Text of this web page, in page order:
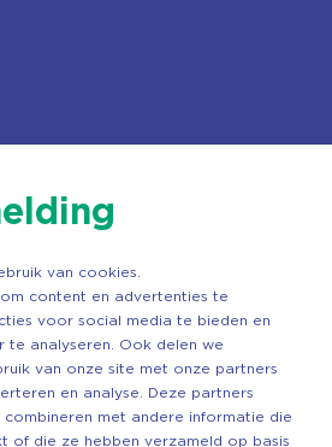
van cookies.
content en advertenties te
voor social media te bieden en
te analyseren. Ook delen we
van onze site met onze partners
en analyse. Deze partners
combineren met andere informatie die
of die ze hebben verzameld op basis